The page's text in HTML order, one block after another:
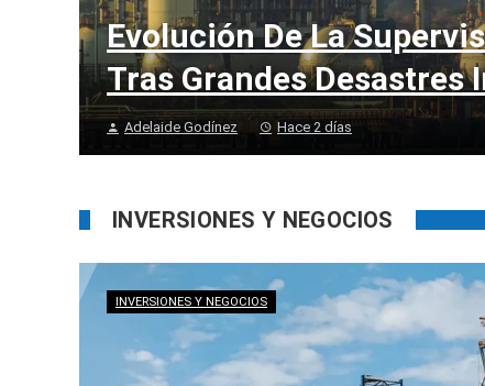
Evolución De La
Tras Grandes Desastres
Adelaide Godínez Hace 2 días
INVERSIONES Y NEGOCIOS
INVERSIONES Y NEGOCIOS